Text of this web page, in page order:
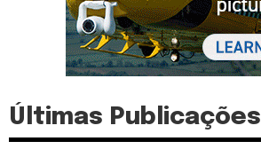
Últimas Publicações